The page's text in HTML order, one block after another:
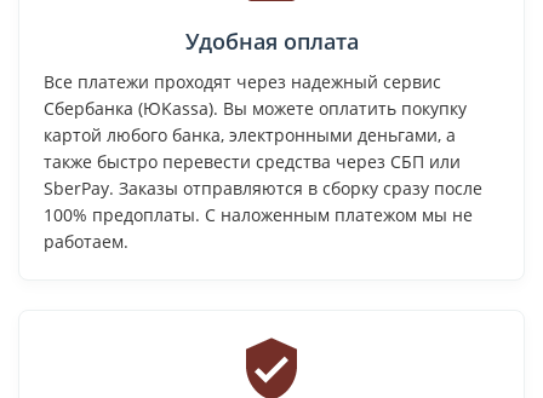
Удобная оплата
Все платежи проходят через надежный сервис
Сбербанка (ЮKassa). Вы можете оплатить покупку
картой любого банка, электронными деньгами, а
также быстро перевести средства через СБП или
SberPay. Заказы отправляются в сборку сразу после
100% предоплаты. С наложенным платежом мы не
работаем.